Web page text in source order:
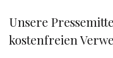
Unsere
kostenfreien